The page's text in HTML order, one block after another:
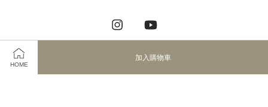
HOME
加入購物車
Instagram